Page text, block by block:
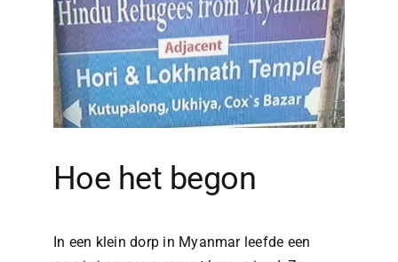
Hoe het begon
In een klein dorp in Myanmar leefde een